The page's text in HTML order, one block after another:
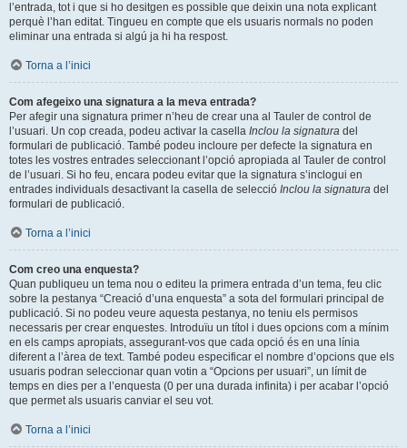
l’entrada, tot i que si ho desitgen es possible que deixin una nota explicant
perquè l’han editat. Tingueu en compte que els usuaris normals no poden
eliminar una entrada si algú ja hi ha respost.
Torna a l’inici
Com afegeixo una signatura a la meva entrada?
Per afegir una signatura primer n’heu de crear una al Tauler de control de
l’usuari. Un cop creada, podeu activar la casella Inclou la signatura del
formulari de publicació. També podeu incloure per defecte la signatura en
totes les vostres entrades seleccionant l’opció apropiada al Tauler de control
de l’usuari. Si ho feu, encara podeu evitar que la signatura s’inclogui en
entrades individuals desactivant la casella de selecció Inclou la signatura del
formulari de publicació.
Torna a l’inici
Com creo una enquesta?
Quan publiqueu un tema nou o editeu la primera entrada d’un tema, feu clic
sobre la pestanya “Creació d’una enquesta” a sota del formulari principal de
publicació. Si no podeu veure aquesta pestanya, no teniu els permisos
necessaris per crear enquestes. Introduïu un títol i dues opcions com a mínim
en els camps apropiats, assegurant-vos que cada opció és en una línia
diferent a l’àrea de text. També podeu especificar el nombre d’opcions que els
usuaris podran seleccionar quan votin a “Opcions per usuari”, un límit de
temps en dies per a l’enquesta (0 per una durada infinita) i per acabar l’opció
que permet als usuaris canviar el seu vot.
Torna a l’inici